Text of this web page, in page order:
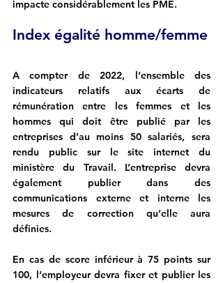
impacte considérablement les PME.
Index égalité homme/femme
A compter de 2022, l’ensemble des
indicateurs relatifs aux écarts de
rémunération entre les femmes et les
hommes qui doit être publié par les
entreprises d’au moins 50 salariés, sera
rendu public sur le site internet du
ministère du Travail. L’entreprise devra
également publier dans des
communications externe et interne les
mesures de correction qu’elle aura
définies.
En cas de score inférieur à 75 points sur
100, l’employeur devra fixer et publier les